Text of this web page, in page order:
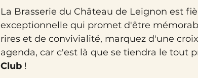
La Brasserie du Château de Leignon est
exceptionnelle qui promet d'être
rires et de convivialité, marquez d'une
agenda, car c'est là que se tiendra le tout
Club !